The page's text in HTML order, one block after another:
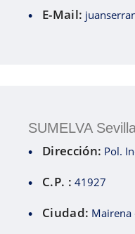
E-Mail:
SUMELVA
Dirección: Pol.
C.P. : 41927
Ciudad: Mairena